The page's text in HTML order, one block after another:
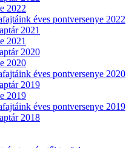
2022
éves pontversenye 2022
2021
2021
2020
2020
éves pontversenye 2020
2019
2019
éves pontversenye 2019
2018